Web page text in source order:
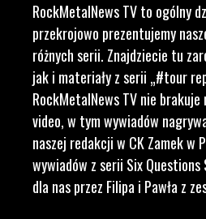
RockMetalNews TV to ogólny
przekrojowo prezentujemy
różnych serii. Znajdziecie tu
jak i materiały z serii „#tour
RockMetalNews TV nie
video, w tym wywiadów
naszej redakcji w CK Zamek w
wywiadów z serii Six Questions
dla nas przez Filipa i Pawła z